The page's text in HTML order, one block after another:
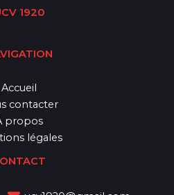
1920
Accueil
contacter
propos
légales